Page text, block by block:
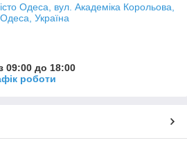
Одеса, вул. Академіка Корольова,
Україна
09:00 до 18:00
роботи